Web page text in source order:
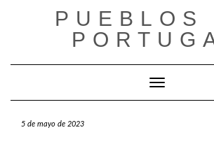
PUEBLOS
Cambiar modo
5 de mayo de 2023